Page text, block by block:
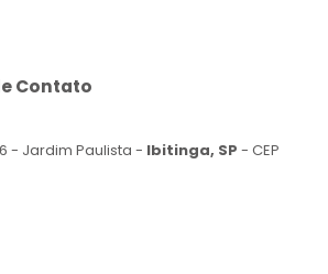
Contato
- Jardim Paulista - Ibitinga, SP - CEP